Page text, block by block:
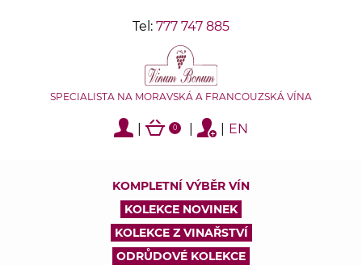
Tel: 777 747 885
SPECIALISTA NA MORAVSKÁ A FRANCOUZSKÁ VÍNA
0 EN
KOMPLETNÍ VÝBĚR VÍN
KOLEKCE NOVINEK
KOLEKCE Z VINAŘSTVÍ
ODRŮDOVÉ KOLEKCE